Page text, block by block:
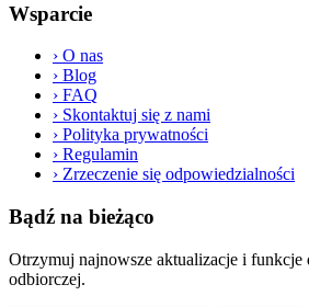
Wsparcie
› O nas
› Blog
› FAQ
› Skontaktuj się z nami
› Polityka prywatności
› Regulamin
› Zrzeczenie się odpowiedzialności
Bądź na bieżąco
Otrzymuj najnowsze aktualizacje i
odbiorczej.